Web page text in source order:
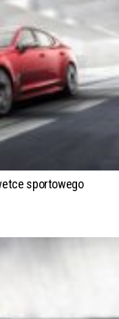
sportowego